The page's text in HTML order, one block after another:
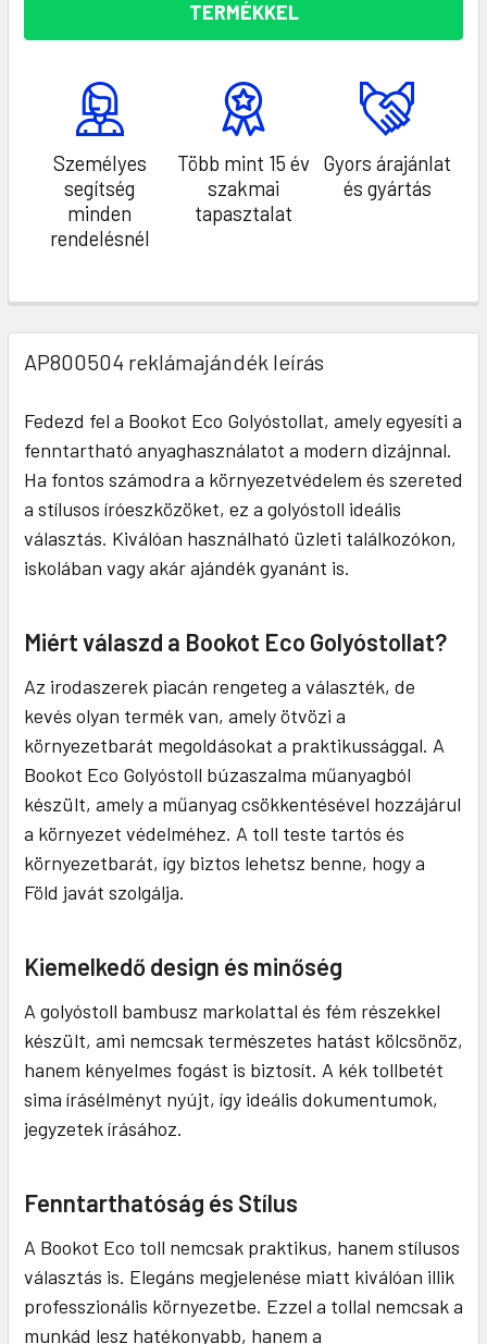
TERMÉKKEL
Személyes
segítség
minden
rendelésnél
Több mint 15 év
szakmai
tapasztalat
Gyors árajánlat
és gyártás
AP800504 reklámajándék leírás
Fedezd fel a Bookot Eco Golyóstollat, amely egyesíti a
fenntartható anyaghasználatot a modern dizájnnal.
Ha fontos számodra a környezetvédelem és szereted
a stílusos íróeszközöket, ez a golyóstoll ideális
választás. Kiválóan használható üzleti találkozókon,
iskolában vagy akár ajándék gyanánt is.
Miért válaszd a Bookot Eco Golyóstollat?
Az irodaszerek piacán rengeteg a választék, de
kevés olyan termék van, amely ötvözi a
környezetbarát megoldásokat a praktikussággal. A
Bookot Eco Golyóstoll búzaszalma műanyagból
készült, amely a műanyag csökkentésével hozzájárul
a környezet védelméhez. A toll teste tartós és
környezetbarát, így biztos lehetsz benne, hogy a
Föld javát szolgálja.
Kiemelkedő design és minőség
A golyóstoll bambusz markolattal és fém részekkel
készült, ami nemcsak természetes hatást kölcsönöz,
hanem kényelmes fogást is biztosít. A kék tollbetét
sima írásélményt nyújt, így ideális dokumentumok,
jegyzetek írásához.
Fenntarthatóság és Stílus
A Bookot Eco toll nemcsak praktikus, hanem stílusos
választás is. Elegáns megjelenése miatt kiválóan illik
professzionális környezetbe. Ezzel a tollal nemcsak a
munkád lesz hatékonyabb, hanem a